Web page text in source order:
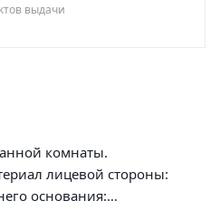
выдачи
комнаты.
лицевой стороны:
основания: